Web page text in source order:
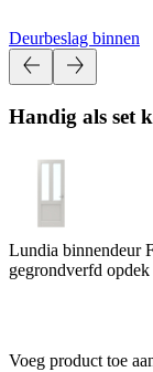
Deurbeslag binnen
Handig als set
Lundia binnendeur
gegrondverfd
Voeg product toe